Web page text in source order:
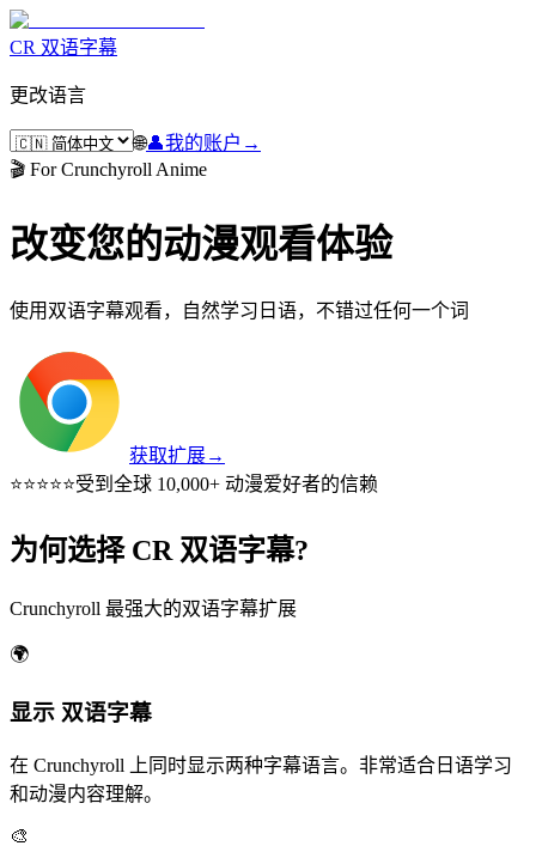
CR 双语字幕
更改语言
🌐👤我的账户 →
🎬 For Crunchyroll Anime
改变您的动漫观看体验
使用双语字幕观看，自然学习日语，不错过任何一个词
获取扩展→
⭐⭐⭐⭐⭐受到全球 10,000+ 动漫爱好者的信赖
为何选择 CR 双语字幕?
Crunchyroll 最强大的双语字幕扩展
🌍
显示 双语字幕
在 Crunchyroll 上同时显示两种字幕语言。非常适合日语学习
和动漫内容理解。
🎨